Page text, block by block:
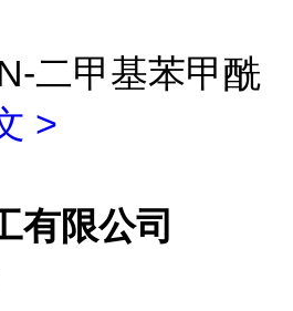
二甲基苯甲酰
>
有限公司